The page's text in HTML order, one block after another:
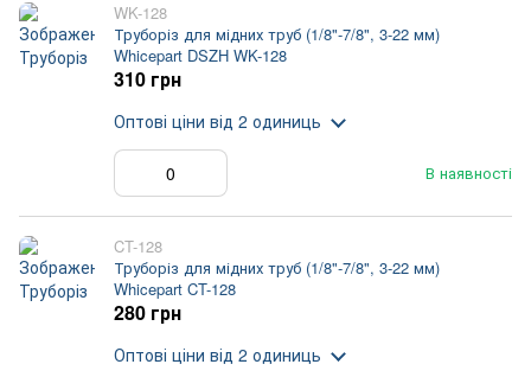
WK-128
Труборіз для мідних труб (1/8"-7/8", 3-22 мм)
Whicepart DSZH WK-128
В наявності
310 грн
Оптові ціни від 2 одиниць
CT-128
Труборіз для мідних труб (1/8"-7/8", 3-22 мм)
Whicepart CT-128
280 грн
Оптові ціни від 2 одиниць